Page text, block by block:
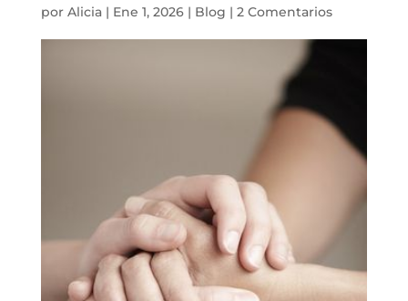
por Alicia| Ene 1, 2026| Blog | 2 Comentarios